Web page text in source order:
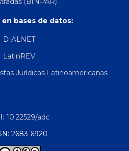
en bases de datos:
DIALNET
LatinREV
Jurídicas Latinoamericanas
10.22529/adc
2683-6920